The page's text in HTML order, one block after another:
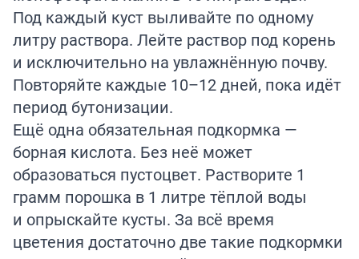
Под каждый куст выливайте по одному
литру раствора. Лейте раствор под корень
и исключительно на увлажнённую почву.
Повторяйте каждые 10–12 дней, пока идёт
период бутонизации.
Ещё одна обязательная подкормка —
борная кислота. Без неё может
образоваться пустоцвет. Растворите 1
грамм порошка в 1 литре тёплой воды
и опрыскайте кусты. За всё время
цветения достаточно две такие подкормки